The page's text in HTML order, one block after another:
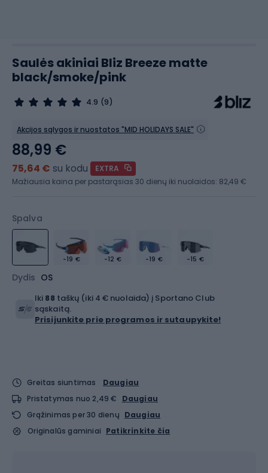
Saulės akiniai Bliz Breeze matte
black/smoke/pink
4.9 (9)
Akcijos sąlygos ir nuostatos "MID HOLIDAYS SALE"
Spalva
-19 € -12 € -19 € -15 €
Dydis OS
88,99 €
75,64 € su kodu
EXTRA
Mažiausia kaina per pastarąsias 30 dienų iki nuolaidos: 82,49 €
Iki 88 taškų (iki 4 € nuolaida) į Sportano Club
sąskaitą.
Prisijunkite prie programos ir sutaupykite!
Greitas siuntimas
Daugiau
Pristatymas nuo 2,49 €
Daugiau
Grąžinimas per 30 dienų Daugiau
Originalūs gaminiai Patikrinkite čia